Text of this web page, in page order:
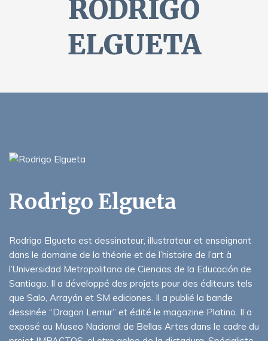
RODRIGO
ELGUETA
Rodrigo Elgueta
Rodrigo Elgueta est dessinateur, illustrateur et enseignant
dans le domaine de la théorie et de l’histoire de l’art à
l’Universidad Metropolitana de Ciencias de la Educación de
Santiago. Il a développé des projets pour des éditeurs tels
que Salo, Arrayán et SM ediciones. Il a publié la bande
dessinée “Dragon Lemur” et édité le magazine Platino. Il a
exposé au Museo Nacional de Bellas Artes dans le cadre du